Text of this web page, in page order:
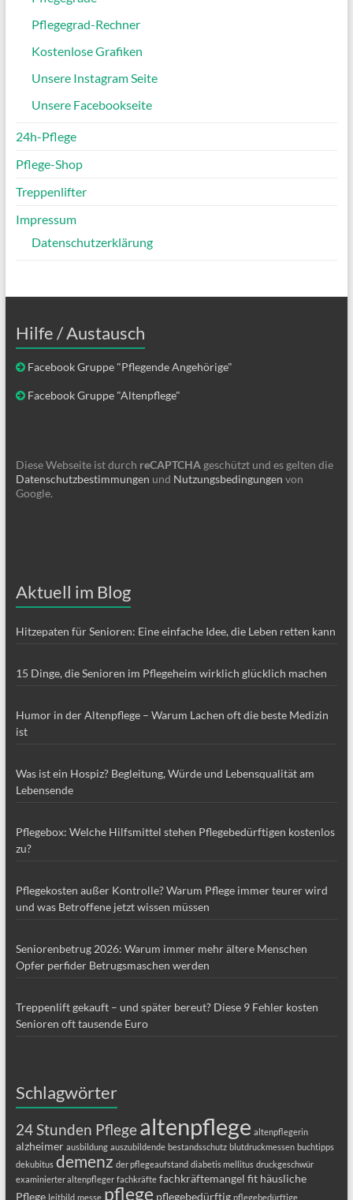
Pflegegrad-Rechner
Kostenlose Grafiken
Unsere Instagram Seite
Unsere Facebookseite
24h-Pflege
Pflege-Shop
Treppenlifter
Impressum
Datenschutzerklärung
Hilfe / Austausch
Facebook Gruppe "Pflegende Angehörige"
Facebook Gruppe "Altenpflege"
Diese Webseite ist durch reCAPTCHAgeschützt und es gelten die
Datenschutzbestimmungen und Nutzungsbedingungen von
Google.
Aktuell im Blog
Hitzepaten für Senioren: Eine einfache Idee, die Leben retten kann
15 Dinge, die Senioren im Pflegeheim wirklich glücklich machen
Humor in der Altenpflege – Warum Lachen oft die beste Medizin
ist
Was ist ein Hospiz? Begleitung, Würde und Lebensqualität am
Lebensende
Pflegebox: Welche Hilfsmittel stehen Pflegebedürftigen kostenlos
zu?
Pflegekosten außer Kontrolle? Warum Pflege immer teurer wird
und was Betroffene jetzt wissen müssen
Seniorenbetrug 2026: Warum immer mehr ältere Menschen
Opfer perfider Betrugsmaschen werden
Treppenlift gekauft – und später bereut? Diese 9 Fehler kosten
Senioren oft tausende Euro
Schlagwörter
24 Stunden Pflegealtenpflege altenpflegerin
alzheimer ausbildung auszubildende bestandsschutz blutdruckmessen buchtipps
dekubitus demenz der pflegeaufstand diabetis mellitus druckgeschwür
examinierter altenpfleger fachkräfte fachkräftemangel fit häusliche
Pflege leitbild messe pflege pflegebedürftig pflegebedürftige